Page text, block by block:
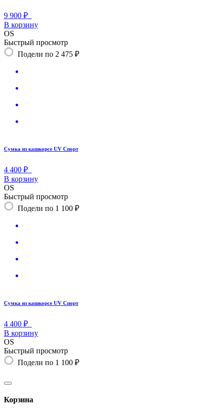
9 900 ₽
В корзину
OS
Быстрый просмотр
Подели по 2 475 ₽
Сумка из кашкорсе UV Спорт
4 400 ₽
В корзину
OS
Быстрый просмотр
Подели по 1 100 ₽
Сумка из кашкорсе UV Спорт
4 400 ₽
В корзину
OS
Быстрый просмотр
Подели по 1 100 ₽
Корзина